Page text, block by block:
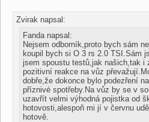
Zvirak napsal:
Fanda napsal:
Nejsem odborník,proto bych sám
koupil bych si O 3 rs 2.0 TSI.Sám
jsem spoustu testů,jak našich,tak i
pozitivní reakce na vůz
dobře,že dokonce bylo podezření
příznivé spotřeby.Na vůz by se v
uzavřít velmi výhodná pojistka od
hotovosti,alespoň mi jí v červnu
hotově.